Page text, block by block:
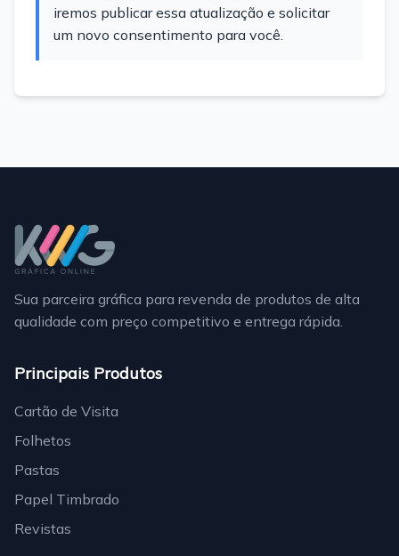
iremos publicar essa atualização e solicitar
um novo consentimento para você.
Sua parceira gráfica para revenda de produtos de alta
qualidade com preço competitivo e entrega rápida.
Principais Produtos
Cartão de Visita
Folhetos
Pastas
Papel Timbrado
Revistas